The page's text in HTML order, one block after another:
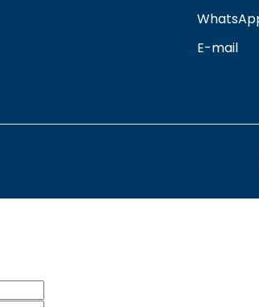
E-mail